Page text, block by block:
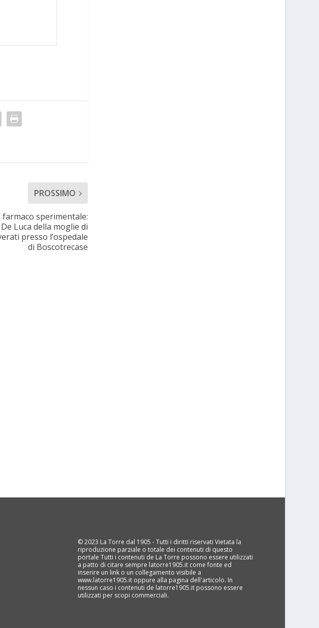
PROSSIMO
sperimentale:
Luca della moglie di
presso l’ospedale
di Boscotrecase
© 2023 La Torre dal 1905 - Tutti i diritti riservati Vietata la
riproduzione parziale o totale dei contenuti di questo
portale Tutti i contenuti de La Torre possono essere utilizzati
a patto di citare sempre latorre1905.it come fonte ed
inserire un link o un collegamento visibile a
www.latorre1905.it oppure alla pagina dell'articolo. In
nessun caso i contenuti de latorre1905.it possono essere
utilizzati per scopi commerciali.